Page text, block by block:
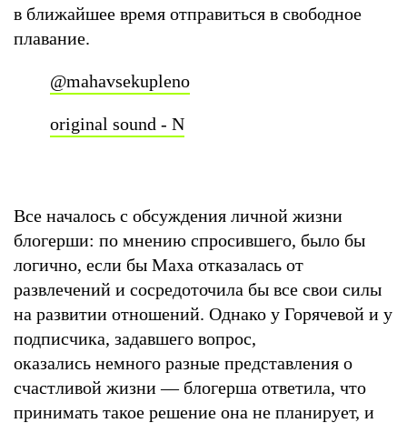
в ближайшее время отправиться в свободное
плавание.
@mahavsekupleno
original sound - N
Все началось с обсуждения личной жизни
блогерши: по мнению спросившего, было бы
логично, если бы Маха отказалась от
развлечений и сосредоточила бы все свои силы
на развитии отношений. Однако у Горячевой и у
подписчика, задавшего вопрос,
оказались немного разные представления о
счастливой жизни — блогерша ответила, что
принимать такое решение она не планирует, и